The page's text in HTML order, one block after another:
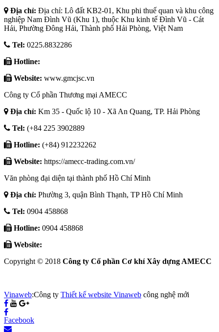
Địa chỉ: Địa chỉ: Lô đất KB2-01, Khu phi thuế quan và khu công
nghiệp Nam Đình Vũ (Khu 1), thuộc Khu kinh tế Đình Vũ - Cát
Hải, Phường Đông Hải, Thành phố Hải Phòng, Việt Nam
Tel: 0225.8832286
Hotline:
Website: www.gmcjsc.vn
Công ty Cổ phần Thương mại AMECC
Địa chỉ: Km 35 - Quốc lộ 10 - Xã An Quang, TP. Hải Phòng
Tel: (+84 225 3902889
Hotline: (+84) 912232262
Website: https://amecc-trading.com.vn/
Văn phòng đại diện tại thành phố Hồ Chí Minh
Địa chỉ: Phường 3, quận Bình Thạnh, TP Hồ Chí Minh
Tel: 0904 458868
Hotline: 0904 458868
Website:
Copyright © 2018 Công ty Cổ phần Cơ khí Xây dựng AMECC
Vinaweb:Công ty Thiết kế website Vinaweb công nghệ mới
Facebook